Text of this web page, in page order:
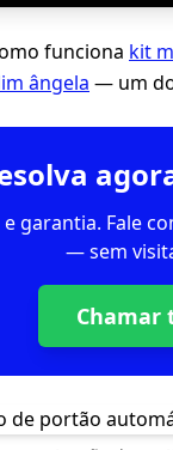
funciona kit
ângela — um
garantia. Fale
— sem
Chamar